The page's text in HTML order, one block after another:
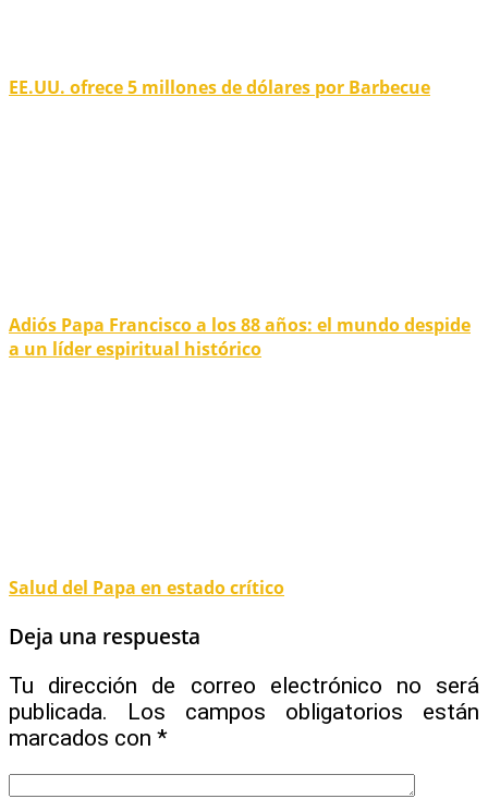
EE.UU. ofrece 5 millones de dólares por Barbecue
Adiós Papa Francisco a los 88 años: el mundo despide
a un líder espiritual histórico
Salud del Papa en estado crítico
Deja una respuesta
Tu dirección de correo electrónico no será
publicada.
Los campos obligatorios están
marcados con *